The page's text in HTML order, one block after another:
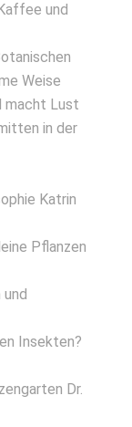
und
Weise
macht Lust
in der
Katrin
Pflanzen
Insekten?
Dr.